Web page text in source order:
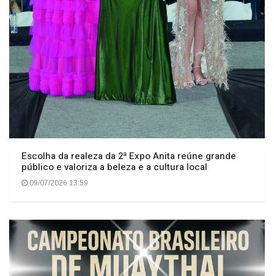
Escolha da realeza da 2ª Expo Anita reúne grande
público e valoriza a beleza e a cultura local
09/07/2026 13:59